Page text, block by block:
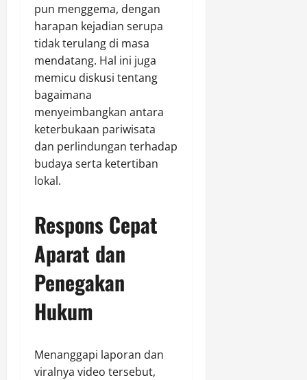
pun menggema, dengan
harapan kejadian serupa
tidak terulang di masa
mendatang. Hal ini juga
memicu diskusi tentang
bagaimana
menyeimbangkan antara
keterbukaan pariwisata
dan perlindungan terhadap
budaya serta ketertiban
lokal.
Respons Cepat
Aparat dan
Penegakan
Hukum
Menanggapi laporan dan
viralnya video tersebut,